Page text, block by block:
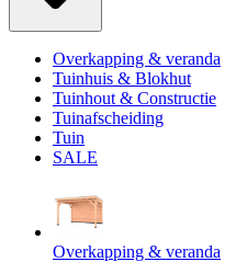
Overkapping & veranda
Tuinhuis & Blokhut
Tuinhout & Constructie
Tuinafscheiding
Tuin
SALE
Overkapping & veranda